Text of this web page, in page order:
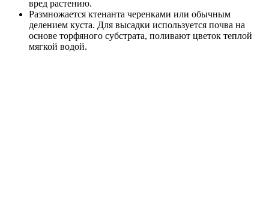
вред растению.
Размножается ктенанта черенками или обычным
делением куста. Для высадки используется почва на
основе торфяного субстрата, поливают цветок теплой
мягкой водой.